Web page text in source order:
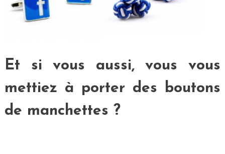
Et si vous aussi, vous vous
mettiez à porter des boutons
de manchettes ?